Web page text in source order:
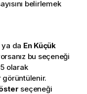
belirlemek
ya da En Küçük
bu seçeneği
olarak
görüntülenir.
seçeneği